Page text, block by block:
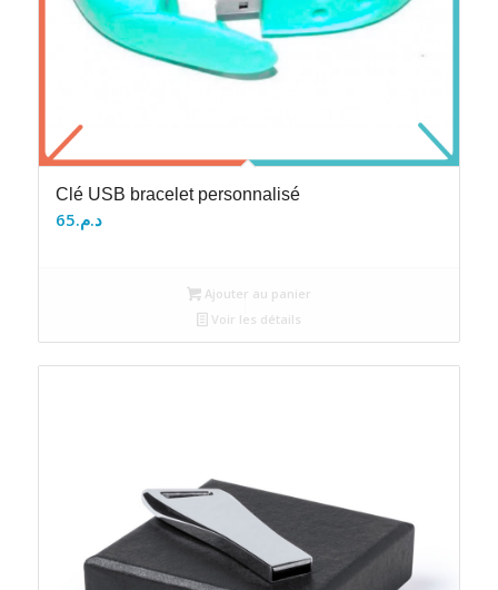
Clé USB bracelet personnalisé
د.م.65
Ajouter au panier
Voir les détails